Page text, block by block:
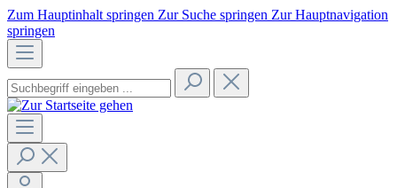
Zum Hauptinhalt springen Zur Suche springen Zur Hauptnavigation
springen